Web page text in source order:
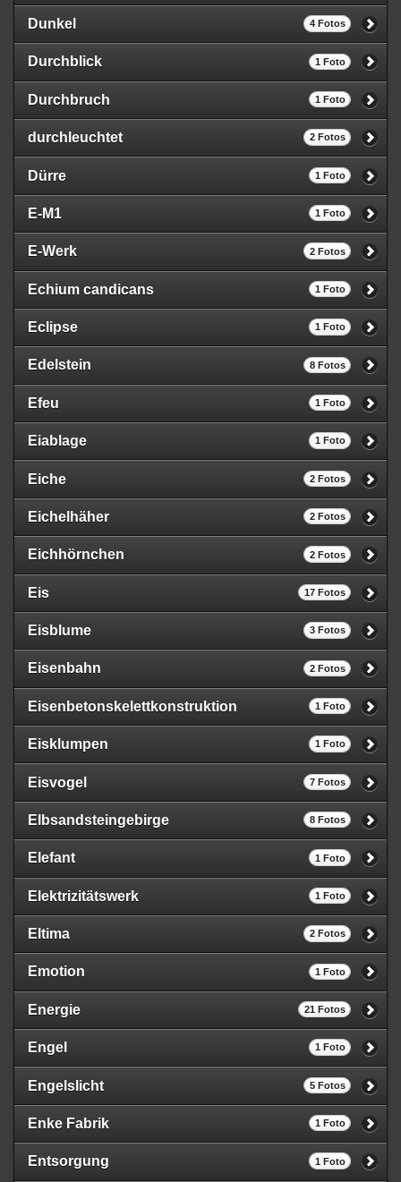
Dunkel 4 Fotos
Durchblick 1 Foto
Durchbruch 1 Foto
durchleuchtet 2 Fotos
Dürre 1 Foto
E-M1 1 Foto
E-Werk 2 Fotos
Echium candicans 1 Foto
Eclipse 1 Foto
Edelstein 8 Fotos
Efeu 1 Foto
Eiablage 1 Foto
Eiche 2 Fotos
Eichelhäher 2 Fotos
Eichhörnchen 2 Fotos
Eis 17 Fotos
Eisblume 3 Fotos
Eisenbahn 2 Fotos
Eisenbetonskelettkonstruktion 1 Foto
Eisklumpen 1 Foto
Eisvogel 7 Fotos
Elbsandsteingebirge 8 Fotos
Elefant 1 Foto
Elektrizitätswerk 1 Foto
Eltima 2 Fotos
Emotion 1 Foto
Energie 21 Fotos
Engel 1 Foto
Engelslicht 5 Fotos
Enke Fabrik 1 Foto
Entsorgung 1 Foto